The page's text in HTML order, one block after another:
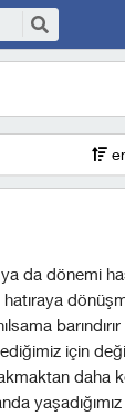
da dönemi
için
daha